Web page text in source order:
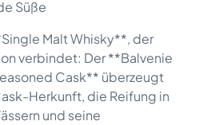
Süße
Malt Whisky**, der
verbindet: Der **Balvenie
Cask** überzeugt
Herkunft, die Reifung in
und seine